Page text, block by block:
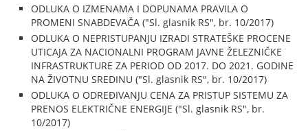
ODLUKA O IZMENAMA I DOPUNAMA PRAVILA O
PROMENI SNABDEVAČA ("Sl. glasnik RS", br. 10/2017)
ODLUKA O NEPRISTUPANJU IZRADI STRATEŠKE PROCENE
UTICAJA ZA NACIONALNI PROGRAM JAVNE ŽELEZNIČKE
INFRASTRUKTURE ZA PERIOD OD 2017. DO 2021. GODINE
NA ŽIVOTNU SREDINU ("Sl. glasnik RS", br. 10/2017)
ODLUKA O ODREĐIVANJU CENA ZA PRISTUP SISTEMU ZA
PRENOS ELEKTRIČNE ENERGIJE ("Sl. glasnik RS", br.
10/2017)